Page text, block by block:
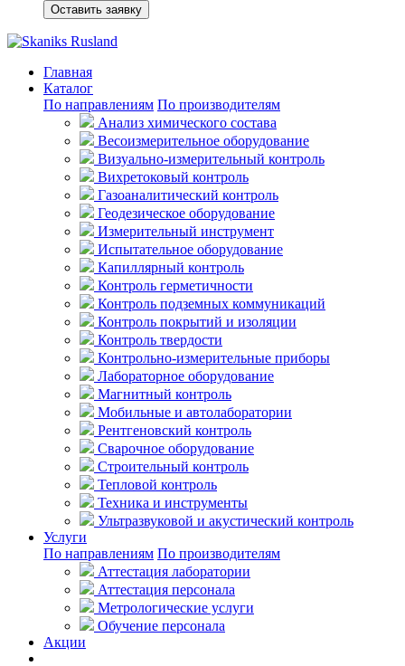
Оставить заявку
Главная
Каталог
По направлениям По производителям
Анализ химического состава
Весоизмерительное оборудование
Визуально-измерительный контроль
Вихретоковый контроль
Газоаналитический контроль
Геодезическое оборудование
Измерительный инструмент
Испытательное оборудование
Капиллярный контроль
Контроль герметичности
Контроль подземных коммуникаций
Контроль покрытий и изоляции
Контроль твердости
Контрольно-измерительные приборы
Лабораторное оборудование
Магнитный контроль
Мобильные и автолаборатории
Рентгеновский контроль
Сварочное оборудование
Строительный контроль
Тепловой контроль
Техника и инструменты
Ультразвуковой и акустический контроль
Услуги
По направлениям По производителям
Аттестация лаборатории
Аттестация персонала
Метрологические услуги
Обучение персонала
Акции